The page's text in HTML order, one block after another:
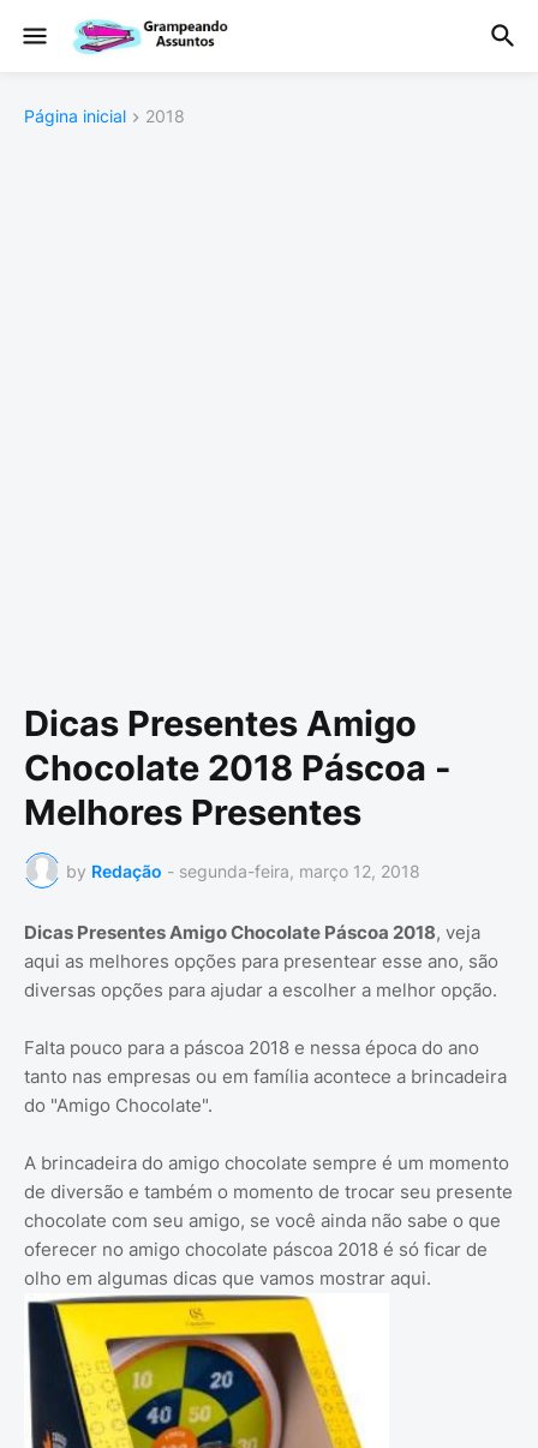
Página inicial 2018
Dicas Presentes Amigo
Chocolate 2018 Páscoa -
Melhores Presentes
by Redação - segunda-feira, março 12, 2018
Dicas Presentes Amigo Chocolate Páscoa 2018, veja
aqui as melhores opções para presentear esse ano, são
diversas opções para ajudar a escolher a melhor opção.
Falta pouco para a páscoa 2018 e nessa época do ano
tanto nas empresas ou em família acontece a brincadeira
do "Amigo Chocolate".
A brincadeira do amigo chocolate sempre é um momento
de diversão e também o momento de trocar seu presente
chocolate com seu amigo, se você ainda não sabe o que
oferecer no amigo chocolate páscoa 2018 é só ficar de
olho em algumas dicas que vamos mostrar aqui.